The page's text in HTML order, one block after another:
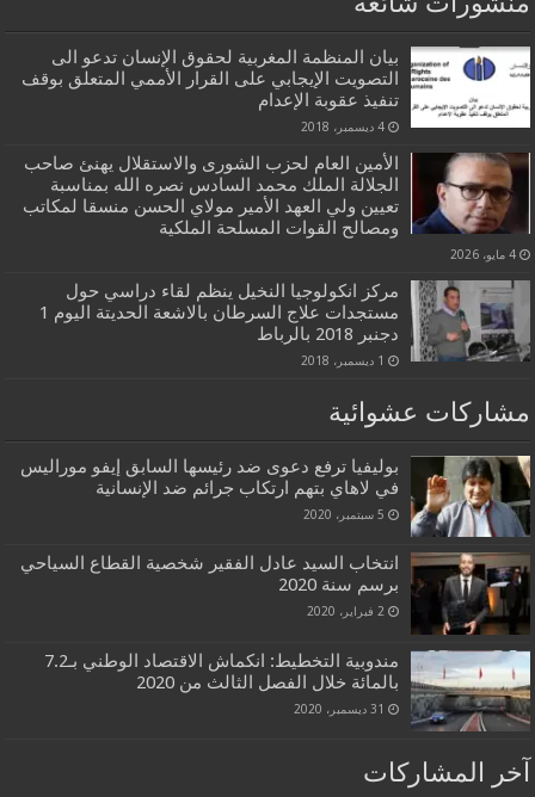
بيان المنظمة المغربية لحقوق الإنسان تدعو الى
التصويت الإيجابي على القرار الأممي المتعلق بوقف
تنفيذ عقوبة الإعدام
4 ديسمبر، 2018
الأمين العام لحزب الشورى والاستقلال يهنئ صاحب
الجلالة الملك محمد السادس نصره الله بمناسبة
تعيين ولي العهد الأمير مولاي الحسن منسقا لمكاتب
ومصالح القوات المسلحة الملكية
4 مايو، 2026
مركز انكولوجيا النخيل ينظم لقاء دراسي حول
مستجدات علاج السرطان بالاشعة الحديتة اليوم 1
دجنبر 2018 بالرباط
1 ديسمبر، 2018
مشاركات عشوائية
بوليفيا ترفع دعوى ضد رئيسها السابق إيفو موراليس
في لاهاي بتهم ارتكاب جرائم ضد الإنسانية
5 سبتمبر، 2020
انتخاب السيد عادل الفقير شخصية القطاع السياحي
برسم سنة 2020
2 فبراير، 2020
مندوبية التخطيط: انكماش الاقتصاد الوطني بـ7.2
بالمائة خلال الفصل الثالث من 2020
31 ديسمبر، 2020
آخر المشاركات